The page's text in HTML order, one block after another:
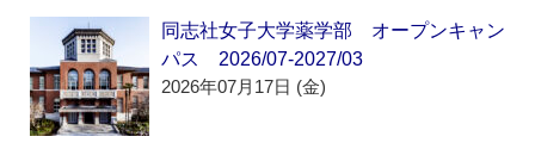
同志社女子大学薬学部 オープンキャン
パス 2026/07-2027/03
2026年07月17日 (金)